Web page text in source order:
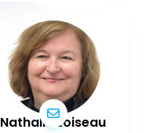
Nathalie Loiseau